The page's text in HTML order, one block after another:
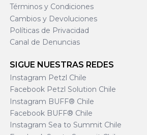
Términos y Condiciones
Cambios y Devoluciones
Políticas de Privacidad
Canal de Denuncias
SIGUE NUESTRAS REDES
Instagram Petzl Chile
Facebook Petzl Solution Chile
Instagram BUFF® Chile
Facebook BUFF® Chile
Instagram Sea to Summit Chile